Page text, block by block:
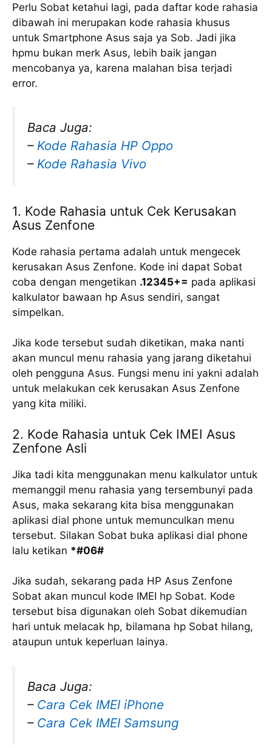
Perlu Sobat ketahui lagi, pada daftar kode rahasia
dibawah ini merupakan kode rahasia khusus
untuk Smartphone Asus saja ya Sob. Jadi jika
hpmu bukan merk Asus, lebih baik jangan
mencobanya ya, karena malahan bisa terjadi
error.
Baca Juga:
– Kode Rahasia HP Oppo
– Kode Rahasia Vivo
1. Kode Rahasia untuk Cek Kerusakan
Asus Zenfone
Kode rahasia pertama adalah untuk mengecek
kerusakan Asus Zenfone. Kode ini dapat Sobat
coba dengan mengetikan .12345+= pada aplikasi
kalkulator bawaan hp Asus sendiri, sangat
simpelkan.
Jika kode tersebut sudah diketikan, maka nanti
akan muncul menu rahasia yang jarang diketahui
oleh pengguna Asus. Fungsi menu ini yakni adalah
untuk melakukan cek kerusakan Asus Zenfone
yang kita miliki.
2. Kode Rahasia untuk Cek IMEI Asus
Zenfone Asli
Jika tadi kita menggunakan menu kalkulator untuk
memanggil menu rahasia yang tersembunyi pada
Asus, maka sekarang kita bisa menggunakan
aplikasi dial phone untuk memunculkan menu
tersebut. Silakan Sobat buka aplikasi dial phone
lalu ketikan *#06#
Jika sudah, sekarang pada HP Asus Zenfone
Sobat akan muncul kode IMEI hp Sobat. Kode
tersebut bisa digunakan oleh Sobat dikemudian
hari untuk melacak hp, bilamana hp Sobat hilang,
ataupun untuk keperluan lainya.
Baca Juga:
– Cara Cek IMEI iPhone
– Cara Cek IMEI Samsung